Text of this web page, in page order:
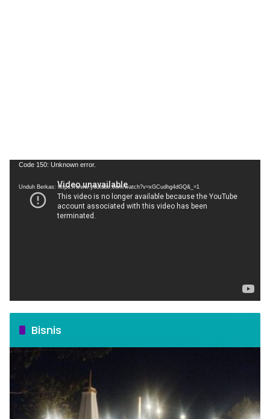
Pemutar
Code 150: Unknown error.
Unduh Berkas: https://www.youtube.com/watch?v=xGCudhg4dGQ&_=1
Bisnis